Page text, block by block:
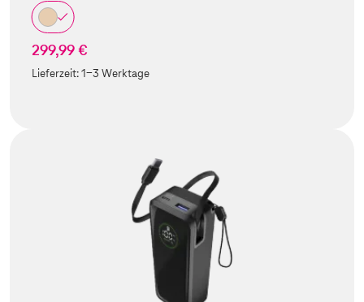
299,99 €
Lieferzeit:1-3 Werktage